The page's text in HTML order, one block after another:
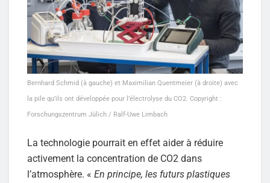
Bernhard Schmid (à gauche) et Maximilian Quentmeier (à droite) avec
la pile qu’ils ont développée pour l’électrolyse du CO2. Copyright :
Forschungszentrum Jülich / Ralf-Uwe Limbach
La technologie pourrait en effet aider à réduire
activement la concentration de CO2 dans
l’atmosphère. « En principe, les futurs plastiques